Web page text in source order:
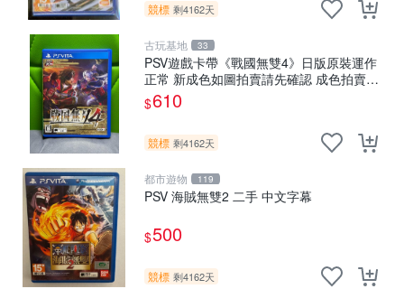
競標 剩4162天
古玩基地 33
PSV遊戲卡帶《戰國無雙4》日版原裝運作
正常 新成色如圖拍賣請先確認 成色拍賣一
經成交概不退換 PSV遊戲 卡帶 戰國無雙
psv游戲卡帶，戰國無雙4
$610
競標 剩4162天
都市遊物 119
PSV 海賊無雙2 二手 中文字幕
$500
競標 剩4162天